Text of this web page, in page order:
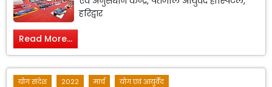
हरिद्वार
Read More...
योग संदेश 2022 मार्च योग एवं आयुर्वेद